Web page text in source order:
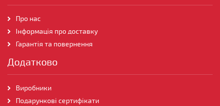
Про нас
Інформація про доставку
Гарантія та повернення
Додатково
Виробники
Подарункові сертифікати